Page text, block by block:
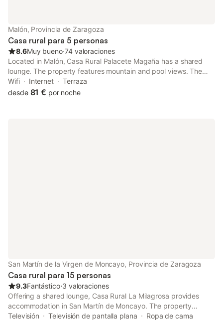
Malón, Provincia de Zaragoza
Casa rural para 5 personas
8.6Muy bueno⋅74 valoraciones
Located in Malón, Casa Rural Palacete Magaña has a shared
lounge. The property features mountain and pool views. The
country house provides a sun terrace, a 24-hour front desk, and
free WiFi is available.
Wifi Internet
Terraza
desde 81 € por noche
San Martín de la Virgen de Moncayo, Provincia de Zaragoza
Casa rural para 15 personas
9.3Fantástico⋅3 valoraciones
Offering a shared lounge, Casa Rural La Milagrosa provides
accommodation in San Martín de Moncayo. The property
features city and quiet street views.
Televisión Televisión de pantalla plana
Ropa de cama